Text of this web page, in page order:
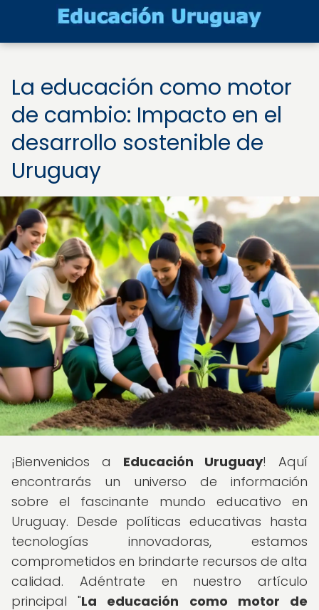
La educación como motor
de cambio: Impacto en el
desarrollo sostenible de
Uruguay
¡Bienvenidos a Educación Uruguay! Aquí
encontrarás un universo de información
sobre el fascinante mundo educativo en
Uruguay. Desde políticas educativas hasta
tecnologías innovadoras, estamos
comprometidos en brindarte recursos de alta
calidad. Adéntrate en nuestro artículo
principal "La educación como motor de